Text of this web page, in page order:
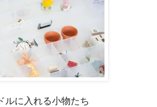
ルに入れる小物たち